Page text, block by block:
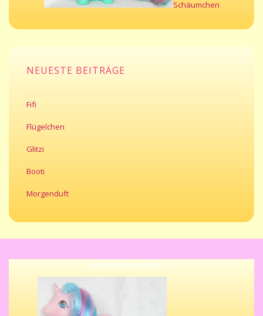
Schäumchen
NEUESTE BEITRÄGE
Fifi
Flügelchen
Glitzi
Booti
Morgenduft
Kennst du schon. .. ?